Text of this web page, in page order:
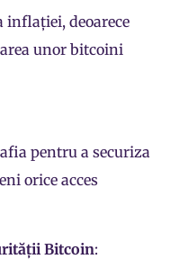
inflației, deoarece
unor bitcoini
pentru a securiza
orice acces
Bitcoin: